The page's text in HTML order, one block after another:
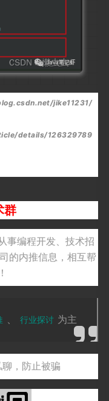
jike11231/
details/126329789
群
事编程开发、技术招
的内推信息，相互帮
、 行业探讨 为主
，防止被骗